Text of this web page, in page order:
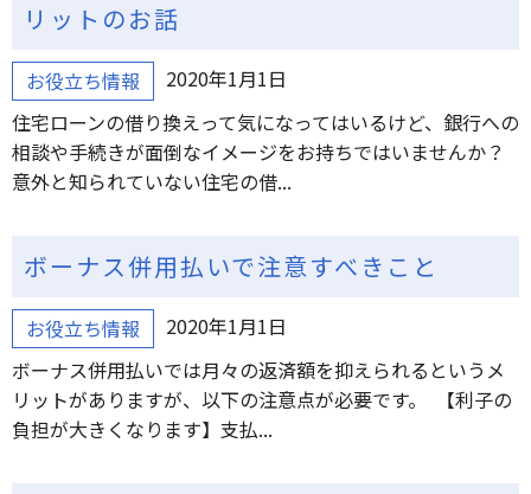
リットのお話
お役立ち情報
2020年1月1日
住宅ローンの借り換えって気になってはいるけど、銀行への
相談や手続きが面倒なイメージをお持ちではいませんか？
意外と知られていない住宅の借...
ボーナス併用払いで注意すべきこと
お役立ち情報
2020年1月1日
ボーナス併用払いでは月々の返済額を抑えられるというメ
リットがありますが、以下の注意点が必要です。 【利子の
負担が大きくなります】支払...